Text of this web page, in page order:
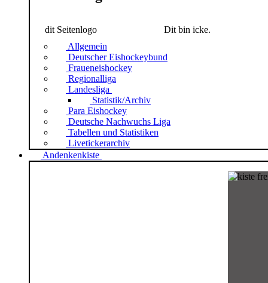
dit Seitenlogo
Dit bin icke.
Allgemein
Deutscher Eishockeybund
Fraueneishockey
Regionalliga
Landesliga
Statistik/Archiv
Para Eishockey
Deutsche Nachwuchs Liga
Tabellen und Statistiken
Livetickerarchiv
Andenkenkiste